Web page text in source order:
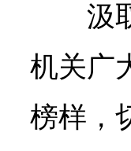
汲
机关广
榜样，